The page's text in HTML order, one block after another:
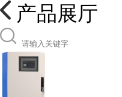
产品展厅